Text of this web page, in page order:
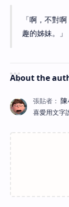
「啊，不對
趣的姊妹。」
About the
喜愛用文字